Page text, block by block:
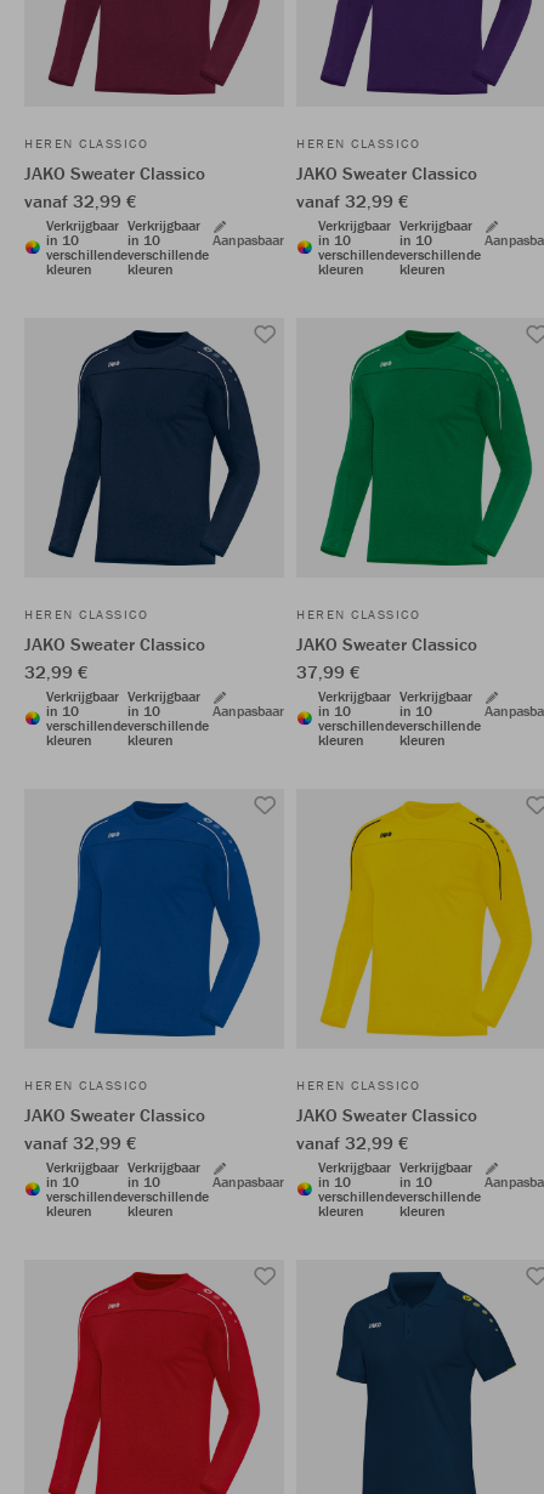
HEREN CLASSICO
JAKO Sweater Classico
vanaf 32,99 €
Verkrijgbaar
in 10
verschillende
kleuren
Verkrijgbaar
in 10
verschillende
kleuren
Aanpasbaar
HEREN CLASSICO
JAKO Sweater Classico
vanaf 32,99 €
Verkrijgbaar
in 10
verschillende
kleuren
Verkrijgbaar
in 10
verschillende
kleuren
HEREN CLASSICO
JAKO Sweater Classico
32,99 €
Verkrijgbaar
in 10
verschillende
kleuren
Verkrijgbaar
in 10
verschillende
kleuren
Aanpasbaar
HEREN CLASSICO
JAKO Sweater Classico
37,99 €
Verkrijgbaar
in 10
verschillende
kleuren
Verkrijgbaar
in 10
verschillende
kleuren
HEREN CLASSICO
JAKO Sweater Classico
vanaf 32,99 €
Verkrijgbaar
in 10
verschillende
kleuren
Verkrijgbaar
in 10
verschillende
kleuren
Aanpasbaar
HEREN CLASSICO
JAKO Sweater Classico
vanaf 32,99 €
Verkrijgbaar
in 10
verschillende
kleuren
Verkrijgbaar
in 10
verschillende
kleuren